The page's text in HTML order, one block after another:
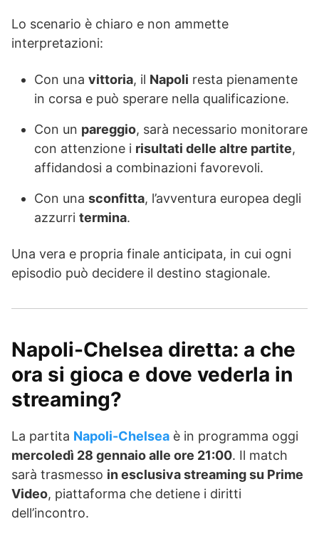
Lo scenario è chiaro e non ammette
interpretazioni:
Con una vittoria, il Napoli resta pienamente
in corsa e può sperare nella qualificazione.
Con un pareggio, sarà necessario monitorare
con attenzione i risultati delle altre partite,
affidandosi a combinazioni favorevoli.
Con una sconfitta, l’avventura europea degli
azzurri termina.
Una vera e propria finale anticipata, in cui ogni
episodio può decidere il destino stagionale.
Napoli-Chelsea diretta: a che
ora si gioca e dove vederla in
streaming?
La partita Napoli-Chelsea è in programma oggi
mercoledì 28 gennaio alle ore 21:00. Il match
sarà trasmesso in esclusiva streaming su Prime
Video, piattaforma che detiene i diritti
dell’incontro.